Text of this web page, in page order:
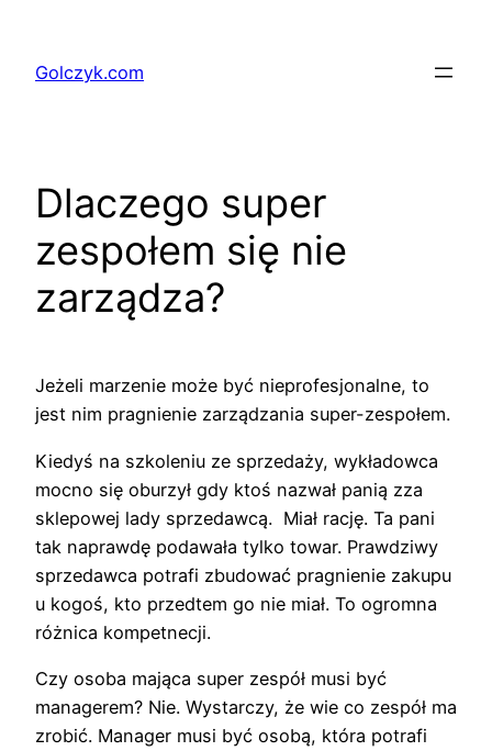
treściGolczyk.com
Dlaczego super
zespołem się nie
zarządza?
Jeżeli marzenie może być nieprofesjonalne, to
jest nim pragnienie zarządzania super-zespołem.
Kiedyś na szkoleniu ze sprzedaży, wykładowca
mocno się oburzył gdy ktoś nazwał panią zza
sklepowej lady sprzedawcą. Miał rację. Ta pani
tak naprawdę podawała tylko towar. Prawdziwy
sprzedawca potrafi zbudować pragnienie zakupu
u kogoś, kto przedtem go nie miał. To ogromna
różnica kompetnecji.
Czy osoba mająca super zespół musi być
managerem? Nie. Wystarczy, że wie co zespół ma
zrobić. Manager musi być osobą, która potrafi